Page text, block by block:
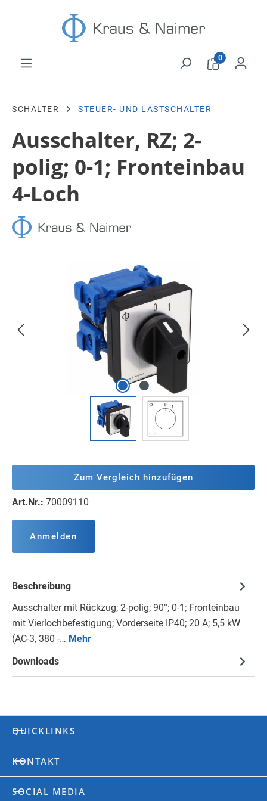
Zum Hauptinhalt springen
0
SCHALTER STEUER- UND LASTSCHALTER
Ausschalter, RZ; 2-
polig; 0-1; Fronteinbau
4-Loch
Bildergalerie überspringen
Zum Vergleich hinzufügen
Art.Nr.: 70009110
Anmelden
Beschreibung
Ausschalter mit Rückzug; 2-polig; 90°; 0-1; Fronteinbau
mit Vierlochbefestigung; Vorderseite IP40; 20 A; 5,5 kW
(AC-3, 380 -… Mehr
Downloads
QUICKLINKS
KONTAKT
SOCIAL MEDIA